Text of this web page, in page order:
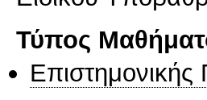
Τύπος
Επιστημονικής